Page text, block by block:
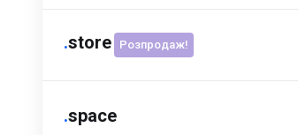
.store Розпродаж!
.space